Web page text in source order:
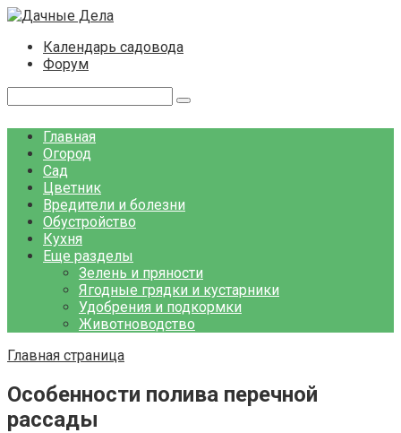
Перейти
контентуКалендарь садовода
Форум
Главная
Огород
Сад
Цветник
Вредители и болезни
Обустройство
Кухня
Еще разделы
Зелень и пряности
Ягодные грядки и кустарники
Удобрения и подкормки
Животноводство
Главная страница
Особенности полива перечной
рассады